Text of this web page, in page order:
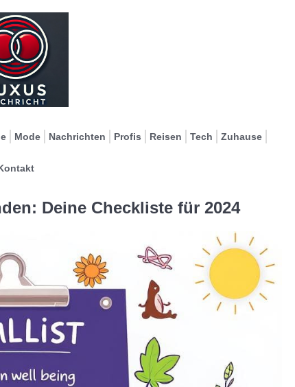
Mode Nachrichten Profis Reisen Tech Zuhause
Deine Checkliste für 2024